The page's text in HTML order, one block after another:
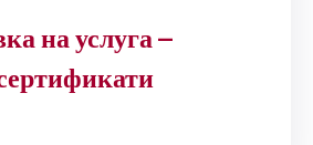
на услуга –